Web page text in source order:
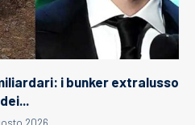
i bunker extralusso
dei...